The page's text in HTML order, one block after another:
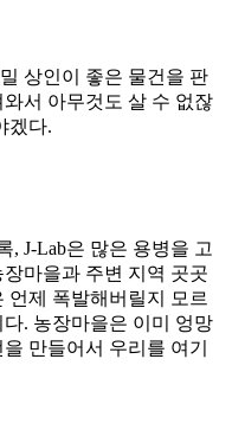
상인이 좋은 물건을 판
서 아무것도 살 수 없잖
겠다.
, J-Lab은 많은 용병을 고
마을과 주변 지역 곳곳
언제 폭발해버릴지 모르
. 농장마을은 이미 엉망
만들어서 우리를 여기